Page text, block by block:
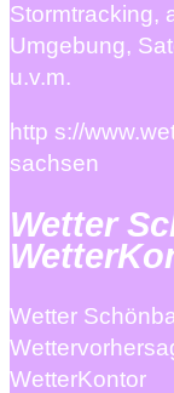
Stormtracking,
Umgebung,
u.v.m.
http s://
sachsen
Wetter
Wetter
WetterKontor